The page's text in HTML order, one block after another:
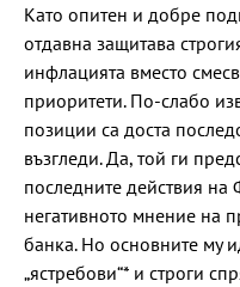
Като опитен и добре
отдавна защитава
инфлацията вместо
приоритети. По-слабо
позиции са доста
възгледи. Да, той ги
последните действия на
негативното мнение на
банка. Но основните му
„ястребови“* и строги